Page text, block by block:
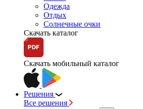
Одежда
Отдых
Солнечные очки
Скачать каталог
Скачать мобильный каталог
Решения
Все решения